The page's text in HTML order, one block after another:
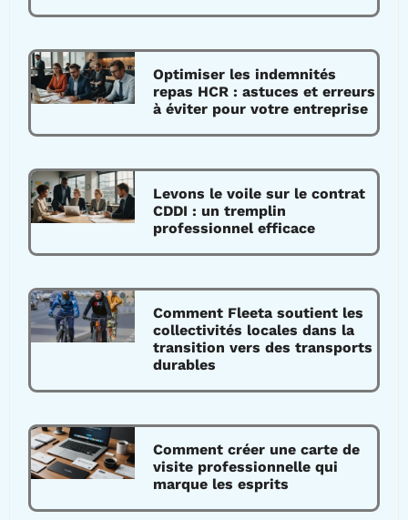
Optimiser les indemnités
repas HCR : astuces et erreurs
à éviter pour votre entreprise
Levons le voile sur le contrat
CDDI : un tremplin
professionnel efficace
Comment Fleeta soutient les
collectivités locales dans la
transition vers des transports
durables
Comment créer une carte de
visite professionnelle qui
marque les esprits